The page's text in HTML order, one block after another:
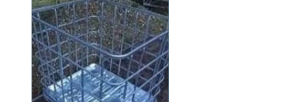
förberedelser, tydliga
avtal och en genomtänkt
plan kan uthyrningen bli
både trygg och lönsam.
Den här ...